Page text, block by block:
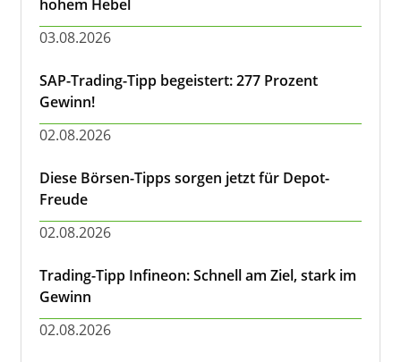
hohem Hebel
03.08.2026
SAP-Trading-Tipp begeistert: 277 Prozent
Gewinn!
02.08.2026
Diese Börsen-Tipps sorgen jetzt für Depot-
Freude
02.08.2026
Trading-Tipp Infineon: Schnell am Ziel, stark im
Gewinn
02.08.2026